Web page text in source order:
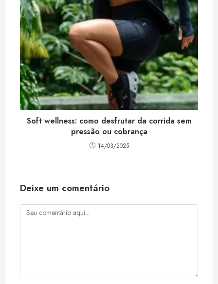
Soft wellness: como desfrutar da corrida sem
pressão ou cobrança
14/03/2025
Deixe um comentário
Comentário